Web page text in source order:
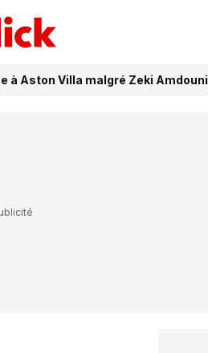
à Aston Villa malgré Zeki Amdouni